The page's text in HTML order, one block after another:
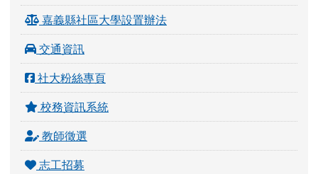
嘉義縣社區大學設置辦法
交通資訊
社大粉絲專頁
校務資訊系統
教師徵選
志工招募